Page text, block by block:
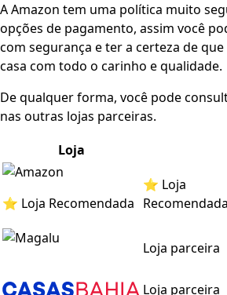
A Amazon tem uma política muito
opções de pagamento, assim você
com segurança e ter a certeza de
casa com todo o carinho e qualidade.
De qualquer forma, você pode
nas outras lojas parceiras.
Loja
⭐ Loja Recomendada
⭐ Loja
Recomendada
Loja parceira
Loja parceira